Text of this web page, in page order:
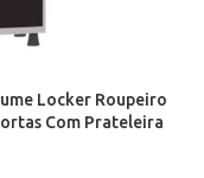
Locker Roupeiro
Com Prateleira